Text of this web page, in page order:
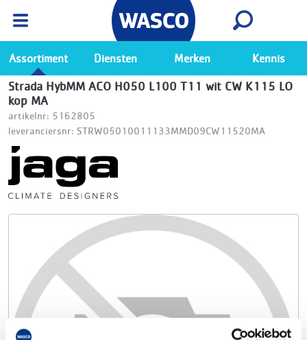
Ga naar de Wasco app
Bekijk
Assortiment Diensten Merken Kennis
Strada HybMM ACO H050 L100 T11 wit CW K115 LO
kop MA
artikelnr: 5162805
leveranciersnr: STRW05010011133MMD09CW11520MA